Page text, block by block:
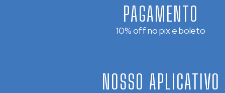
PAGAMENTO
10% off no pix e boleto
NOSSO APLICATIVO